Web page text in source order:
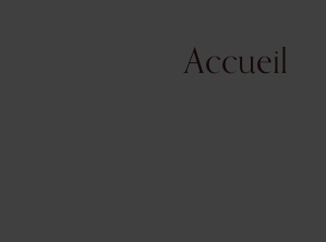
Accueil